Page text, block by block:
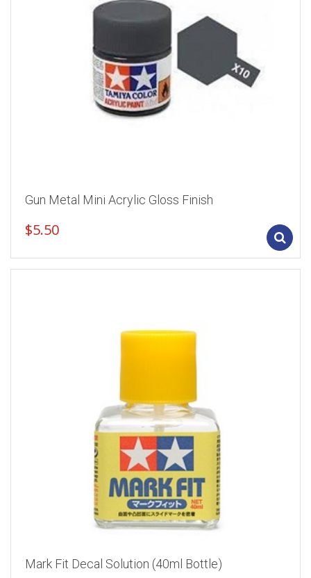
Gun Metal Mini Acrylic Gloss Finish
$5.50
Mark Fit Decal Solution (40ml Bottle)